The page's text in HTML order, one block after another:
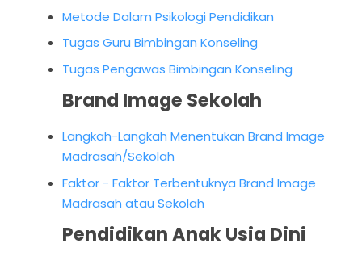
Metode Dalam Psikologi Pendidikan
Tugas Guru Bimbingan Konseling
Tugas Pengawas Bimbingan Konseling
Brand Image Sekolah
Langkah-Langkah Menentukan Brand Image
Madrasah/Sekolah
Faktor - Faktor Terbentuknya Brand Image
Madrasah atau Sekolah
Pendidikan Anak Usia Dini